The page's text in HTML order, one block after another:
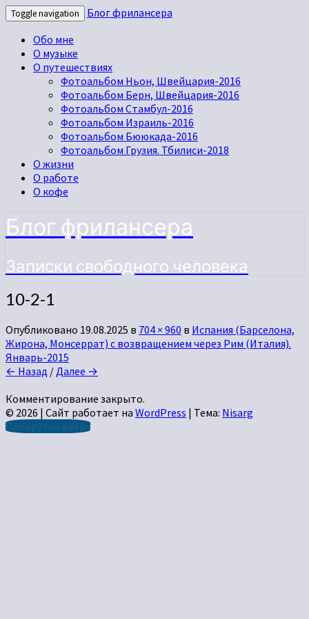
Toggle navigation
Блог фрилансера
Обо мне
О музыке
О путешествиях
Фотоальбом Ньон, Швейцария-2016
Фотоальбом Берн, Швейцария-2016
Фотоальбом Стамбул-2016
Фотоальбом Израиль-2016
Фотоальбом Бююкада-2016
Фотоальбом Грузия. Тбилиси-2018
О жизни
О работе
О кофе
Блог фрилансера
Записки свободного человека
10-2-1
Опубликовано 19.08.2025 в 704 × 960 в Испания (Барселона,
Жирона, Монсеррат) с возвращением через Рим (Италия).
Январь-2015
← Назад /Далее →
Комментирование закрыто.
© 2026 | Сайт работает на WordPress | Тема: Nisarg
Прокрутка вверх